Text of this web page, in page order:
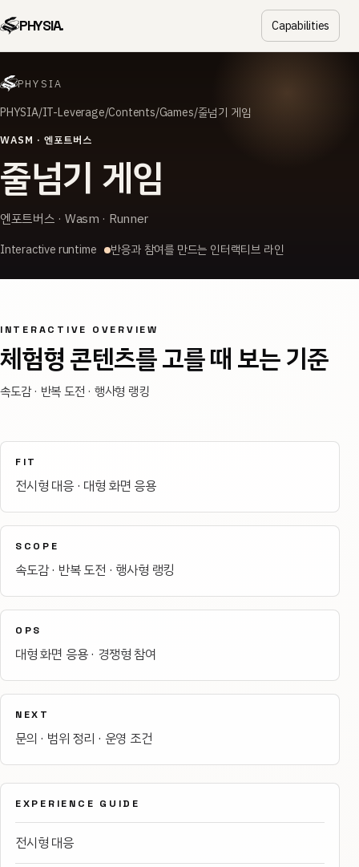
PHYSIA. Capabilities
PHYSIA
PHYSIA IT-Leverage Contents Games 줄넘기 게임
WASM · 엔포트버스
줄넘기 게임
엔포트버스 · Wasm · Runner
Interactive runtime 반응과 참여를 만드는 인터랙티브 라인
INTERACTIVE OVERVIEW
체험형 콘텐츠를 고를 때 보는 기준
속도감 · 반복 도전 · 행사형 랭킹
FIT
전시형 대응 · 대형 화면 응용
SCOPE
속도감 · 반복 도전 · 행사형 랭킹
OPS
대형 화면 응용 · 경쟁형 참여
NEXT
문의 · 범위 정리 · 운영 조건
EXPERIENCE GUIDE
전시형 대응